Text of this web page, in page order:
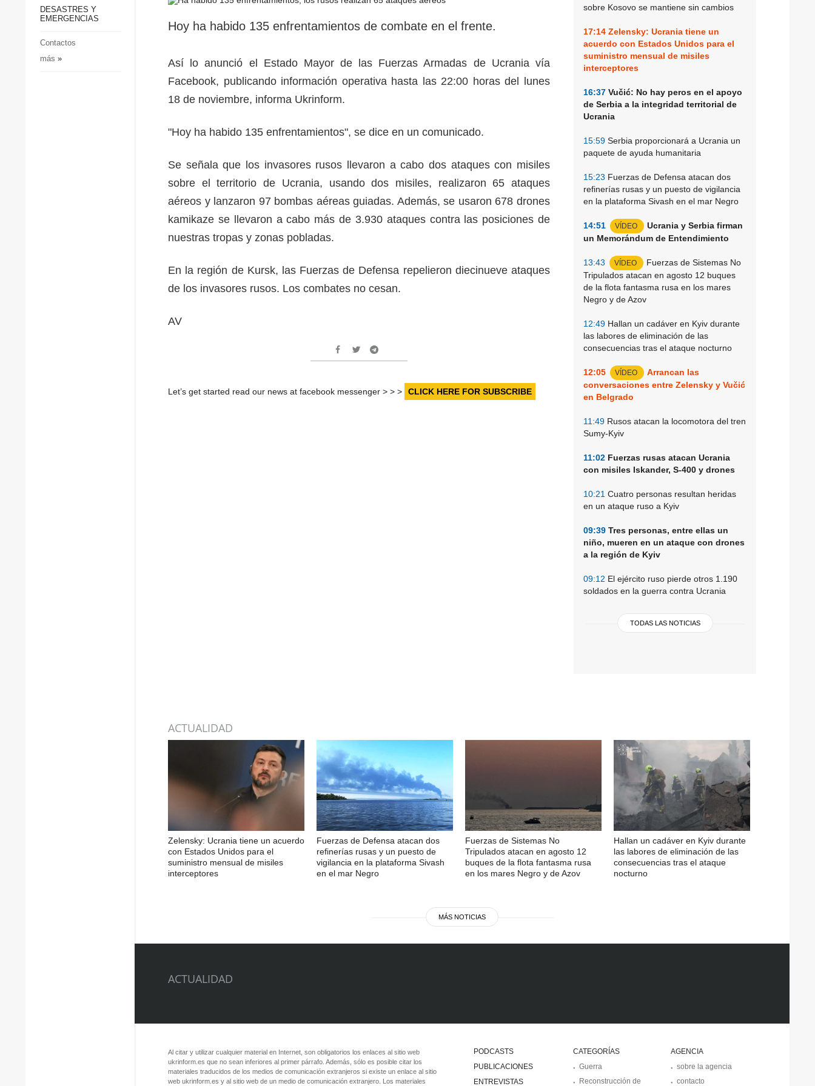
Sociedad y Cultura
Desastres y emergencias
DESASTRES Y
EMERGENCIAS
Contactos
más »
sobre Kosovo se mantiene sin cambios
17:14 Zelensky: Ucrania tiene un
acuerdo con Estados Unidos para el
suministro mensual de misiles
interceptores
16:37 Vučić: No hay peros en el apoyo
de Serbia a la integridad territorial de
Ucrania
15:59 Serbia proporcionará a Ucrania un
paquete de ayuda humanitaria
15:23 Fuerzas de Defensa atacan dos
refinerías rusas y un puesto de vigilancia
en la plataforma Sivash en el mar Negro
14:51 VÍDEO
Ucrania y Serbia firman
un Memorándum de Entendimiento
13:43 VÍDEO
Fuerzas de Sistemas No
Tripulados atacan en agosto 12 buques
de la flota fantasma rusa en los mares
Negro y de Azov
12:49 Hallan un cadáver en Kyiv durante
las labores de eliminación de las
consecuencias tras el ataque nocturno
12:05 VÍDEO
Arrancan las
conversaciones entre Zelensky y Vučić
en Belgrado
11:49 Rusos atacan la locomotora del tren
Sumy-Kyiv
11:02 Fuerzas rusas atacan Ucrania
con misiles Iskander, S-400 y drones
10:21 Cuatro personas resultan heridas
en un ataque ruso a Kyiv
09:39 Tres personas, entre ellas un
niño, mueren en un ataque con drones
a la región de Kyiv
09:12 El ejército ruso pierde otros 1.190
soldados en la guerra contra Ucrania
TODAS LAS NOTICIAS
Hoy ha habido 135 enfrentamientos de combate en el frente.
Así lo anunció el Estado Mayor de las Fuerzas Armadas de Ucrania vía
Facebook, publicando información operativa hasta las 22:00 horas del lunes
18 de noviembre, informa Ukrinform.
"Hoy ha habido 135 enfrentamientos", se dice en un comunicado.
Se señala que los invasores rusos llevaron a cabo dos ataques con misiles
sobre el territorio de Ucrania, usando dos misiles, realizaron 65 ataques
aéreos y lanzaron 97 bombas aéreas guiadas. Además, se usaron 678 drones
kamikaze se llevaron a cabo más de 3.930 ataques contra las posiciones de
nuestras tropas y zonas pobladas.
En la región de Kursk, las Fuerzas de Defensa repelieron diecinueve ataques
de los invasores rusos. Los combates no cesan.
AV
Let’s get started read our news at facebook messenger > > > CLICK HERE FOR SUBSCRIBE
ACTUALIDAD
Zelensky: Ucrania tiene un acuerdo
con Estados Unidos para el
suministro mensual de misiles
interceptores
Fuerzas de Defensa atacan dos
refinerías rusas y un puesto de
vigilancia en la plataforma Sivash
en el mar Negro
Fuerzas de Sistemas No
Tripulados atacan en agosto 12
buques de la flota fantasma rusa
en los mares Negro y de Azov
Hallan un cadáver en Kyiv durante
las labores de eliminación de las
consecuencias tras el ataque
nocturno
MÁS NOTICIAS
ACTUALIDAD
CATEGORÍAS
Guerra
Reconstrucción de
AGENCIA
sobre la agencia
contacto
PODCASTS
PUBLICACIONES
ENTREVISTAS
Al citar y utilizar cualquier material en Internet, son obligatorios los enlaces al sitio web
ukrinform.es que no sean inferiores al primer párrafo. Además, sólo es posible citar los
materiales traducidos de los medios de comunicación extranjeros si existe un enlace al sitio
web ukrinform.es y al sitio web de un medio de comunicación extranjero. Los materiales